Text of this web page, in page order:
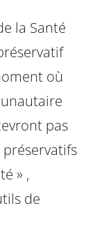
la Santé
où
pas
» ,
de